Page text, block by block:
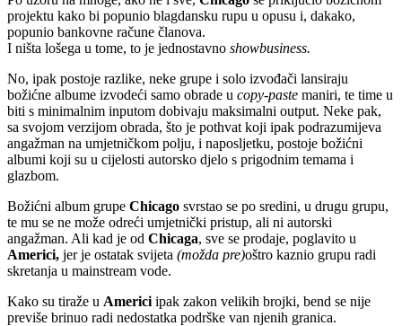
projektu kako bi popunio blagdansku rupu u opusu i, dakako,
popunio bankovne račune članova.
I ništa lošega u tome, to je jednostavno showbusiness.
No, ipak postoje razlike, neke grupe i solo izvođači lansiraju
božićne albume izvodeći samo obrade u copy-paste maniri, te time u
biti s minimalnim inputom dobivaju maksimalni output. Neke pak,
sa svojom verzijom obrada, što je pothvat koji ipak podrazumijeva
angažman na umjetničkom polju, i naposljetku, postoje božićni
albumi koji su u cijelosti autorsko djelo s prigodnim temama i
glazbom.
Božićni album grupe Chicago svrstao se po sredini, u drugu grupu,
te mu se ne može odreći umjetnički pristup, ali ni autorski
angažman. Ali kad je od Chicaga, sve se prodaje, poglavito u
Americi, jer je ostatak svijeta (možda pre)oštro kaznio grupu radi
skretanja u mainstream vode.
Kako su tiraže u Americi ipak zakon velikih brojki, bend se nije
previše brinuo radi nedostatka podrške van njenih granica.